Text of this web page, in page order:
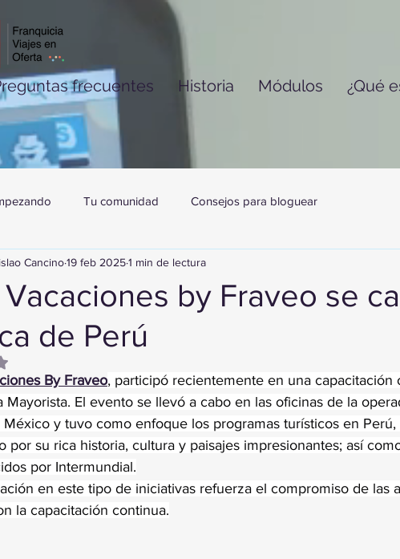
frecuentes Historia Módulos ¿Qué
Tu comunidad Consejos para bloguear
by Fraveo se
de Perú
Cancino19 feb 20251 min de lectura
NaN de 5 estrellas.
By Fraveo, participó recientemente en una capacitación
Mayorista. El evento se llevó a cabo en las oficinas de la
México y tuvo como enfoque los programas turísticos en
por su rica historia, cultura y paisajes impresionantes; así
por Intermundial.
en este tipo de iniciativas refuerza el compromiso de las
la capacitación continua.